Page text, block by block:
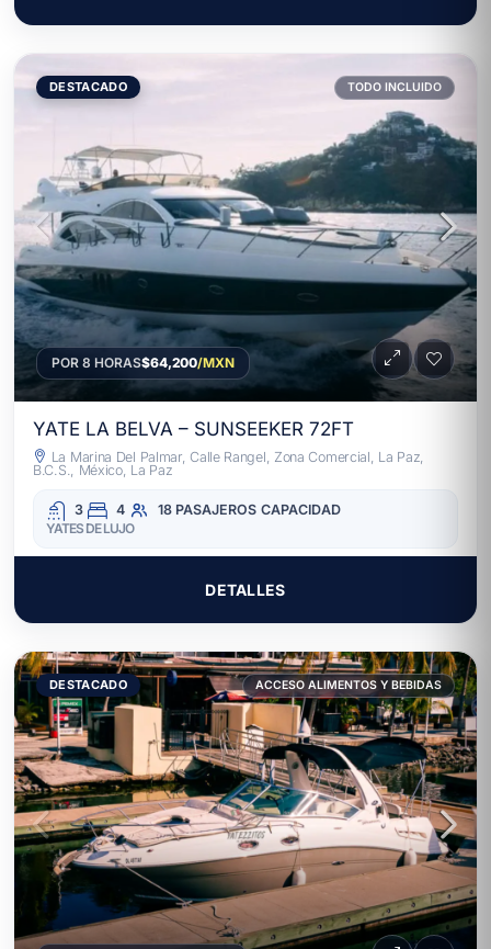
DESTACADO TODO INCLUIDO
POR 8 HORAS$64,200/MXN
YATE LA BELVA – SUNSEEKER 72FT
La Marina Del Palmar, Calle Rangel, Zona Comercial, La Paz,
B.C.S., México, La Paz
3 4 18 PASAJEROS CAPACIDAD
YATES DE LUJO
DETALLES
DESTACADO ACCESO ALIMENTOS Y BEBIDAS